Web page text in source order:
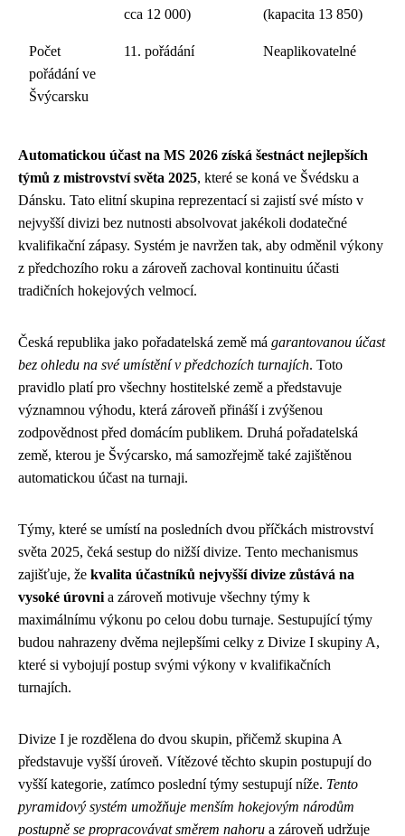
cca 12 000)
(kapacita 13 850)
Počet
pořádání ve
Švýcarsku
11. pořádání Neaplikovatelné
Automatickou účast na MS 2026 získá šestnáct nejlepších
týmů z mistrovství světa 2025, které se koná ve Švédsku a
Dánsku. Tato elitní skupina reprezentací si zajistí své místo v
nejvyšší divizi bez nutnosti absolvovat jakékoli dodatečné
kvalifikační zápasy. Systém je navržen tak, aby odměnil výkony
z předchozího roku a zároveň zachoval kontinuitu účasti
tradičních hokejových velmocí.
Česká republika jako pořadatelská země má garantovanou účast
bez ohledu na své umístění v předchozích turnajích. Toto
pravidlo platí pro všechny hostitelské země a představuje
významnou výhodu, která zároveň přináší i zvýšenou
zodpovědnost před domácím publikem. Druhá pořadatelská
země, kterou je Švýcarsko, má samozřejmě také zajištěnou
automatickou účast na turnaji.
Týmy, které se umístí na posledních dvou příčkách mistrovství
světa 2025, čeká sestup do nižší divize. Tento mechanismus
zajišťuje, že kvalita účastníků nejvyšší divize zůstává na
vysoké úrovni a zároveň motivuje všechny týmy k
maximálnímu výkonu po celou dobu turnaje. Sestupující týmy
budou nahrazeny dvěma nejlepšími celky z Divize I skupiny A,
které si vybojují postup svými výkony v kvalifikačních
turnajích.
Divize I je rozdělena do dvou skupin, přičemž skupina A
představuje vyšší úroveň. Vítězové těchto skupin postupují do
vyšší kategorie, zatímco poslední týmy sestupují níže. Tento
pyramidový systém umožňuje menším hokejovým národům
postupně se propracovávat směrem nahoru a zároveň udržuje